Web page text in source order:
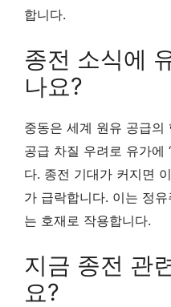
합니다.
종전 소식에
나요?
중동은 세계 원유 공급의
공급 차질 우려로 유가에
다. 종전 기대가 커지면
가 급락합니다. 이는 정
는 호재로 작용합니다.
지금 종전 관
요?